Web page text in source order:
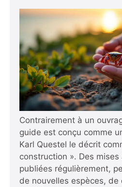
Contrairement à un
guide est conçu comme
Karl Questel le décrit
construction ». Des
publiées régulièrement,
de nouvelles espèces, de